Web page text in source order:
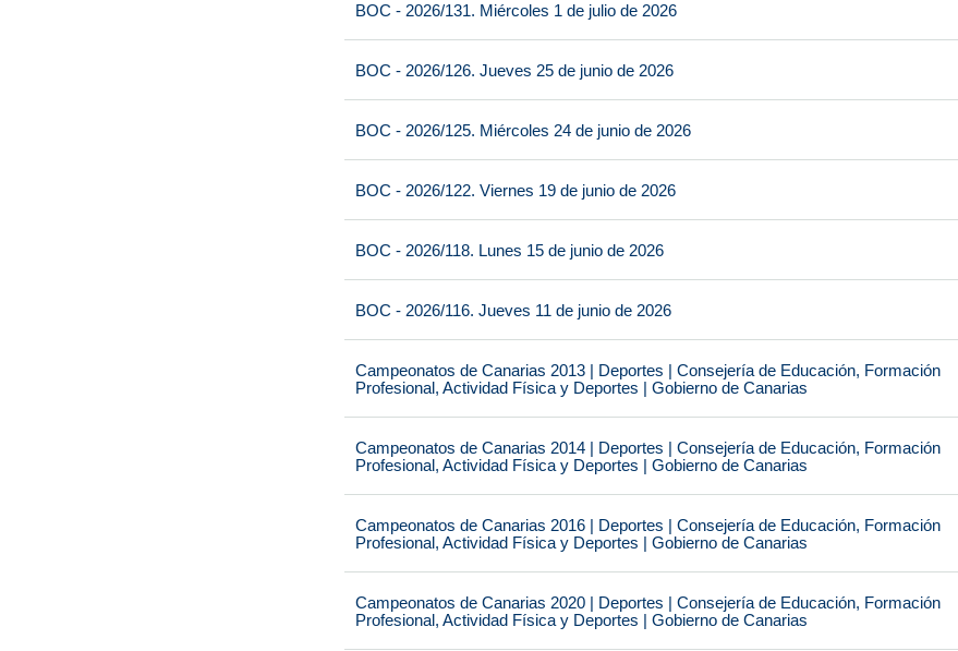
BOC - 2026/131. Miércoles 1 de julio de 2026
BOC - 2026/126. Jueves 25 de junio de 2026
BOC - 2026/125. Miércoles 24 de junio de 2026
BOC - 2026/122. Viernes 19 de junio de 2026
BOC - 2026/118. Lunes 15 de junio de 2026
BOC - 2026/116. Jueves 11 de junio de 2026
Campeonatos de Canarias 2013 | Deportes | Consejería de Educación, Formación
Profesional, Actividad Física y Deportes | Gobierno de Canarias
Campeonatos de Canarias 2014 | Deportes | Consejería de Educación, Formación
Profesional, Actividad Física y Deportes | Gobierno de Canarias
Campeonatos de Canarias 2016 | Deportes | Consejería de Educación, Formación
Profesional, Actividad Física y Deportes | Gobierno de Canarias
Campeonatos de Canarias 2020 | Deportes | Consejería de Educación, Formación
Profesional, Actividad Física y Deportes | Gobierno de Canarias